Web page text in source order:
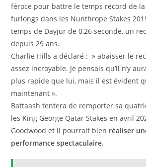
féroce pour battre le temps record de
furlongs dans les Nunthrope Stakes
temps de Dayjur de 0,26 seconde, un
depuis 29 ans.
Charlie Hills a déclaré : » abaisser le
assez incroyable. Je pensais qu’il n’y
plus rapide que lui, mais il est évident
maintenant ».
Battaash tentera de remporter sa
les King George Qatar Stakes en avril
Goodwood et il pourrait bien réaliser
performance spectaculaire.